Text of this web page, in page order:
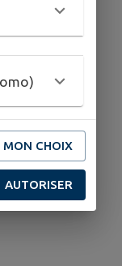
BENFELD
MON CHOIX
AUTORISER